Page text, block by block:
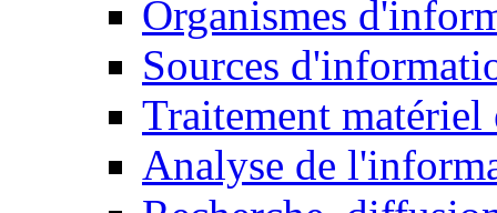
Organismes
Sources
Traitement matériel
Analyse de